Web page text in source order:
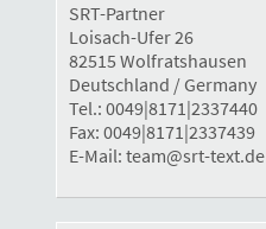
SRT-Partner
Loisach-Ufer 26
82515 Wolfratshausen
Deutschland / Germany
Tel.: 0049|8171|2337440
Fax: 0049|8171|2337439
E-Mail: team@srt-text.de